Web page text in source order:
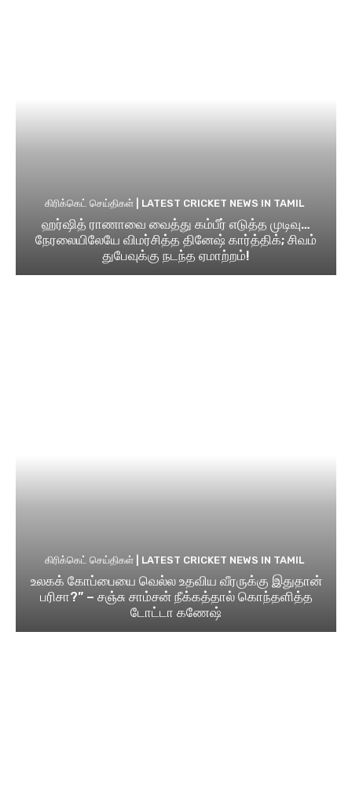
கிரிக்கெட் செய்திகள் | LATEST CRICKET NEWS IN TAMIL
ஹர்ஷித் ராணாவை வைத்து கம்பீர் எடுத்த முடிவு…
நேரலையிலேயே விமர்சித்த தினேஷ் கார்த்திக்; சிவம்
துபேவுக்கு நடந்த ஏமாற்றம்!
கிரிக்கெட் செய்திகள் | LATEST CRICKET NEWS IN TAMIL
உலகக் கோப்பையை வெல்ல உதவிய வீரருக்கு இதுதான்
பரிசா?” – சஞ்சு சாம்சன் நீக்கத்தால் கொந்தளித்த
டோட்டா கணேஷ்